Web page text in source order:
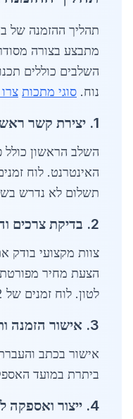
תהליך ההזמנה של
השלבים כוללים
נוח. סוגי מתכות
1. יצירת קשר ראשוני
השלב הראשון כולל
תשלום לא נדרש
2. בדיקת צרכים והצעת מחיר
צוות מקצועי בודק
לטון. לוח זמנים של 2 עד 3 ימים.
3. אישור הזמנה ותשלום מקדמה
ביתרת במועד
4. ייצור ואספקה לאתר